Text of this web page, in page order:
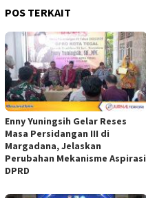
POS TERKAIT
Enny Yuningsih Gelar Reses
Masa Persidangan III di
Margadana, Jelaskan
Perubahan Mekanisme Aspirasi
DPRD